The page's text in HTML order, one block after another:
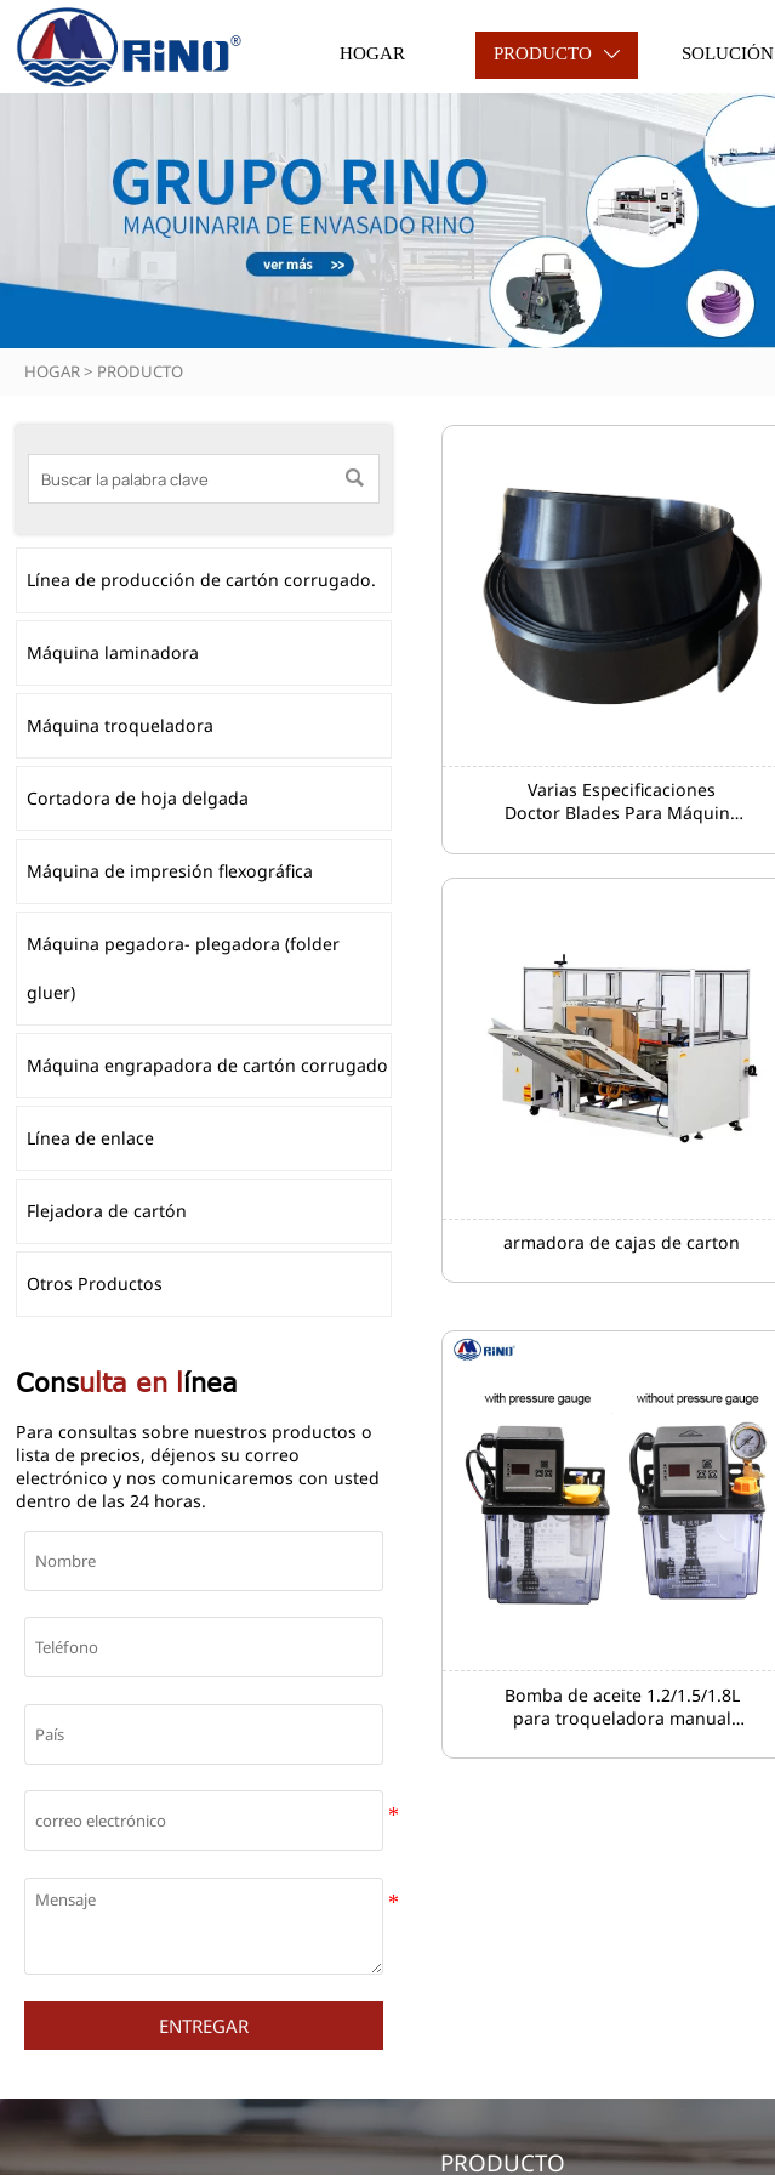
HOGAR PRODUCTO  SOLUCIÓN
HOGAR> PRODUCTO

Línea de producción de cartón corrugado.
Máquina laminadora
Máquina troqueladora
Cortadora de hoja delgada
Máquina de impresión flexográfica
Máquina pegadora- plegadora (folder
gluer)
Máquina engrapadora de cartón corrugado
Línea de enlace
Flejadora de cartón
Otros Productos
Consulta en línea
Para consultas sobre nuestros productos o
lista de precios, déjenos su correo
electrónico y nos comunicaremos con usted
dentro de las 24 horas.
ENTREGAR
Varias Especificaciones
Doctor Blades Para Máquina
armadora de cajas de carton
Bomba de aceite 1.2/1.5/1.8L
para troqueladora manual
troqueladora
PRODUCTO